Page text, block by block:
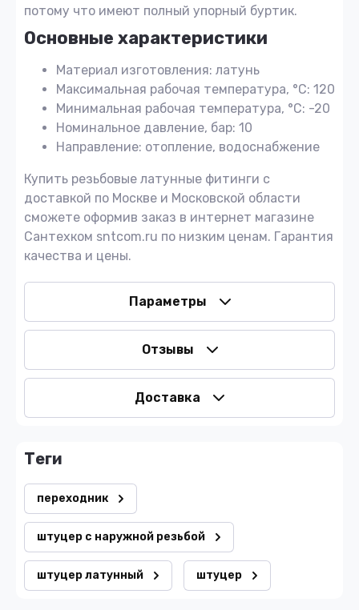
потому что имеют полный упорный буртик.
Основные характеристики
Материал изготовления: латунь
Максимальная рабочая температура, °С: 120
Минимальная рабочая температура, °С: -20
Номинальное давление, бар: 10
Направление: отопление, водоснабжение
Купить резьбовые латунные фитинги с
доставкой по Москве и Московской области
сможете оформив заказ в интернет магазине
Сантехком sntcom.ru по низким ценам. Гарантия
качества и цены.
Параметры
Отзывы
Доставка
теги
переходник
штуцер с наружной резьбой
штуцер латунный штуцер